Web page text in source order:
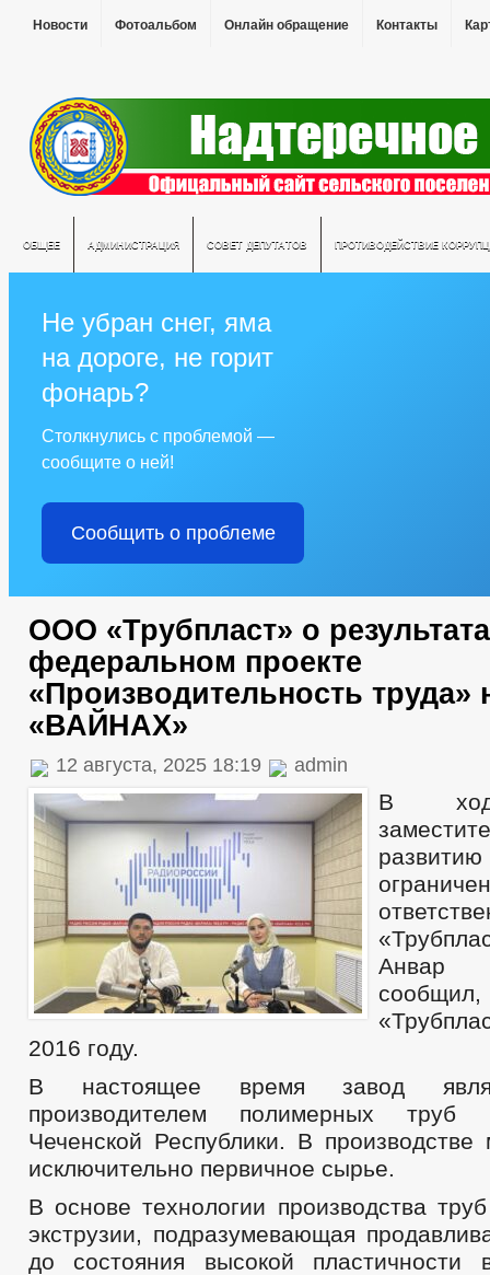
Новости Фотоальбом Онлайн обращение Контакты
ОБЩЕЕ АДМИНИСТРАЦИЯ СОВЕТ ДЕПУТАТОВ ПРОТИВОДЕЙСТВИЕ
Не убран снег, яма
на дороге, не горит
фонарь?
Столкнулись с проблемой —
сообщите о ней!
Сообщить о проблеме
ООО «Трубпласт» о
федеральном проекте
«Производительность труда»
«ВАЙНАХ»
12 августа, 2025 18:19 admin
В
Анвар
2016 году.
В настоящее время завод
производителем полимерных труб
Чеченской Республики. В производстве
исключительно первичное сырье.
В основе технологии производства
экструзии, подразумевающая
до состояния высокой пластичности